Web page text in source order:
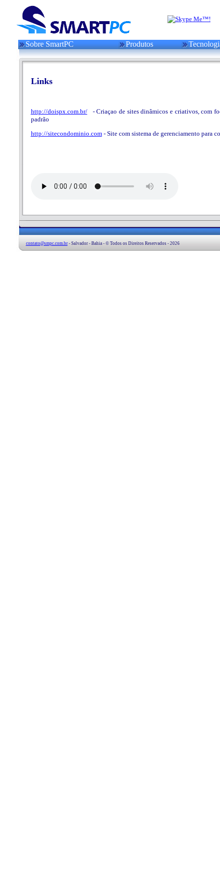
Sobre SmartPC Produtos
Links
http://doispx.com.br/- Criaçao de sites dinâmicos e criativos, com
padrão
http://sitecondominio.com- Site com sistema de gerenciamento para
contato@smpc.com.br- Salvador - Bahia - © Todos os Direitos Reservados - 2026